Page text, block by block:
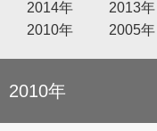
2014年
2013年
2010年
2005年
2010年